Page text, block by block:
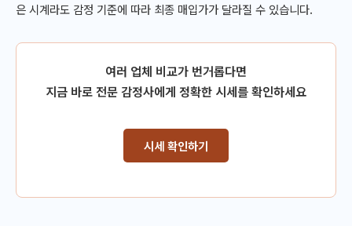
은 시계라도 감정 기준에 따라 최종 매입가가 달라질 수 있습니다.
여러 업체 비교가 번거롭다면
지금 바로 전문 감정사에게 정확한 시세를 확인하세요
시세 확인하기